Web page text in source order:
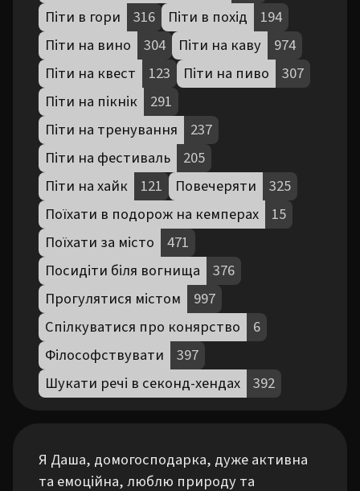
Піти в гори
316 Піти в похід
194
Піти на вино
304 Піти на каву
974
Піти на квест
123 Піти на пиво
307
Піти на пікнік
291
Піти на тренування
237
Піти на фестиваль
205
Піти на хайк
121 Повечеряти
325
Поїхати в подорож на кемперах
15
Поїхати за місто
471
Посидіти біля вогнища
376
Прогулятися містом
997
Спілкуватися про конярство
6
Філософствувати
397
Шукати речі в секонд-хендах
392
Я Даша, домогосподарка, дуже активна
та емоційна, люблю природу та